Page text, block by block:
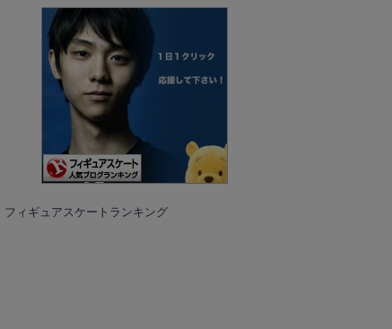
フィギュアスケートランキング